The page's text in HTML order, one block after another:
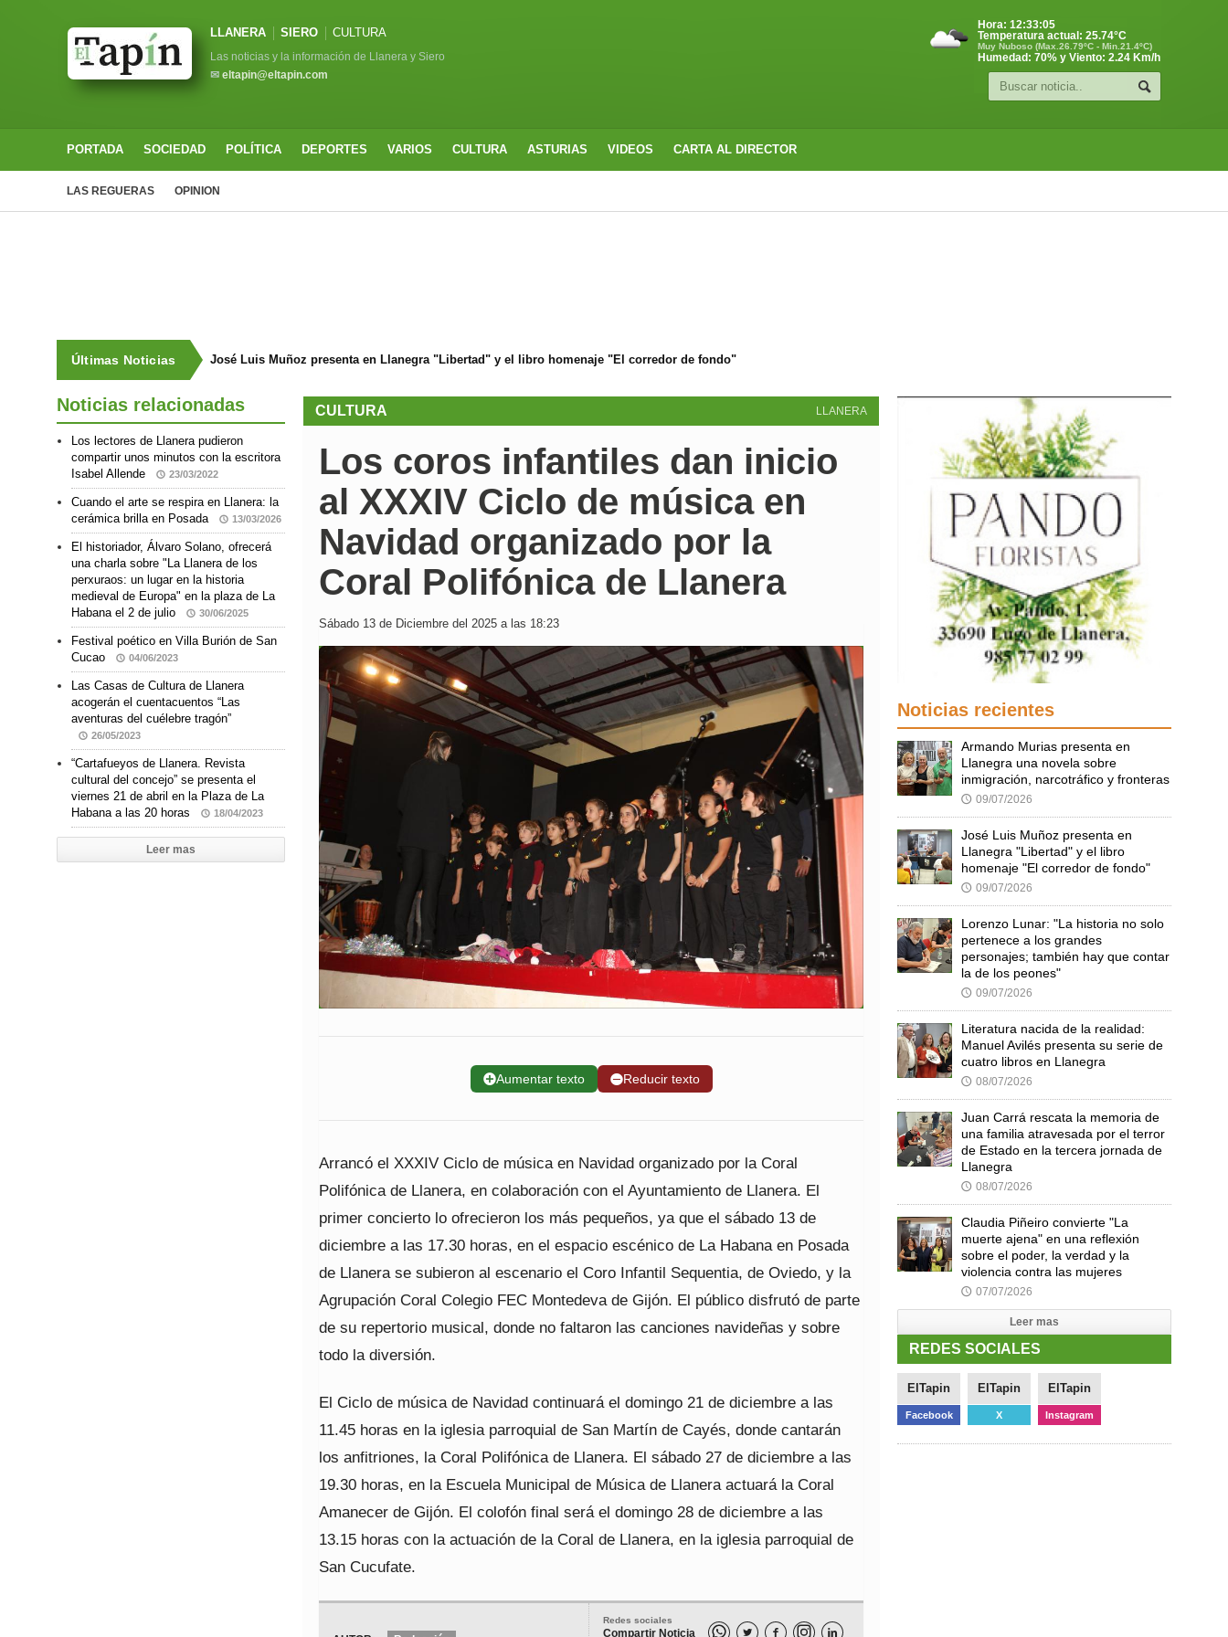
LLANERA SIERO CULTURA
Las noticias y la información de Llanera y Siero
✉ eltapin@eltapin.com
Hora: 12:33:06
Temperatura actual: 25.74°C
Muy Nuboso (Max.26.79ºC - Min.21.4ºC)
Humedad: 70% y Viento: 2.24 Km/h
PORTADA SOCIEDAD POLÍTICA DEPORTES VARIOS CULTURA ASTURIAS VIDEOS CARTA AL DIRECTOR
LAS REGUERAS OPINION
Últimas Noticias José Luis Muñoz presenta en Llanegra "Libertad" y el libro homenaje "El corredor de fondo"
LLANERA
CULTURA
Los coros infantiles dan inicio
al XXXIV Ciclo de música en
Navidad organizado por la
Coral Polifónica de Llanera
Sábado 13 de Diciembre del 2025 a las 18:23
➕Aumentar texto ➖Reducir texto
Arrancó el XXXIV Ciclo de música en Navidad organizado por la Coral
Polifónica de Llanera, en colaboración con el Ayuntamiento de Llanera. El
primer concierto lo ofrecieron los más pequeños, ya que el sábado 13 de
diciembre a las 17.30 horas, en el espacio escénico de La Habana en Posada
de Llanera se subieron al escenario el Coro Infantil Sequentia, de Oviedo, y la
Agrupación Coral Colegio FEC Montedeva de Gijón. El público disfrutó de parte
de su repertorio musical, donde no faltaron las canciones navideñas y sobre
todo la diversión.
El Ciclo de música de Navidad continuará el domingo 21 de diciembre a las
11.45 horas en la iglesia parroquial de San Martín de Cayés, donde cantarán
los anfitriones, la Coral Polifónica de Llanera. El sábado 27 de diciembre a las
19.30 horas, en la Escuela Municipal de Música de Llanera actuará la Coral
Amanecer de Gijón. El colofón final será el domingo 28 de diciembre a las
13.15 horas con la actuación de la Coral de Llanera, en la iglesia parroquial de
San Cucufate.
Redes sociales
Compartir Noticia   
Noticias relacionadas
Los lectores de Llanera pudieron
compartir unos minutos con la escritora
Isabel Allende
23/03/2022
Cuando el arte se respira en Llanera: la
cerámica brilla en Posada
13/03/2026
El historiador, Álvaro Solano, ofrecerá
una charla sobre "La Llanera de los
perxuraos: un lugar en la historia
medieval de Europa" en la plaza de La
Habana el 2 de julio
30/06/2025
Festival poético en Villa Burión de San
Cucao
04/06/2023
Las Casas de Cultura de Llanera
acogerán el cuentacuentos “Las
aventuras del cuélebre tragón”
26/05/2023
“Cartafueyos de Llanera. Revista
cultural del concejo” se presenta el
viernes 21 de abril en la Plaza de La
Habana a las 20 horas
18/04/2023
Leer mas
Noticias recientes
Armando Murias presenta en
Llanegra una novela sobre
inmigración, narcotráfico y fronteras
🕔 09/07/2026
José Luis Muñoz presenta en
Llanegra "Libertad" y el libro
homenaje "El corredor de fondo"
🕔 09/07/2026
Lorenzo Lunar: "La historia no solo
pertenece a los grandes
personajes; también hay que contar
la de los peones"
🕔 09/07/2026
Literatura nacida de la realidad:
Manuel Avilés presenta su serie de
cuatro libros en Llanegra
🕔 08/07/2026
Juan Carrá rescata la memoria de
una familia atravesada por el terror
de Estado en la tercera jornada de
Llanegra
🕔 08/07/2026
Claudia Piñeiro convierte "La
muerte ajena" en una reflexión
sobre el poder, la verdad y la
violencia contra las mujeres
🕔 07/07/2026
Leer mas
REDES SOCIALES
ElTapin
Facebook
ElTapin
X
ElTapin
Instagram